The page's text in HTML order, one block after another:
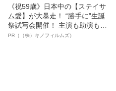
《祝59歳》日本中の【ステイサ
ム愛】が大暴走！ “勝手に”生誕
祭試写会開催！ 主演も助演も全
部ステイサム！「ステサミー
PR（（株）キノフィルムズ）